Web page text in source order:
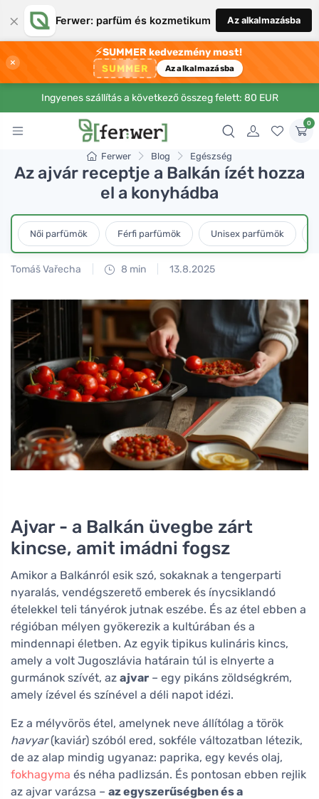
× Ferwer: parfüm és kozmetikum Az alkalmazásba
×
⚡SUMMER kedvezmény most!
SUMMER Az alkalmazásba
Ingyenes szállítás a következő összeg felett: 80 EUR
0
Ferwer Blog Egészség
Az ajvár receptje a Balkán ízét hozza
el a konyhádba
Női parfümök Férfi parfümök Unisex parfümök
Tomáš Vařecha 8 min 13.8.2025
Ajvar - a Balkán üvegbe zárt
kincse, amit imádni fogsz
Amikor a Balkánról esik szó, sokaknak a tengerparti
nyaralás, vendégszerető emberek és ínycsiklandó
ételekkel teli tányérok jutnak eszébe. És az étel ebben a
régióban mélyen gyökerezik a kultúrában és a
mindennapi életben. Az egyik tipikus kulináris kincs,
amely a volt Jugoszlávia határain túl is elnyerte a
gurmánok szívét, az ajvar – egy pikáns zöldségkrém,
amely ízével és színével a déli napot idézi.
Ez a mélyvörös étel, amelynek neve állítólag a török
havyar(kaviár) szóból ered, sokféle változatban létezik,
de az alap mindig ugyanaz: paprika, egy kevés olaj,
fokhagyma és néha padlizsán. És pontosan ebben rejlik
az ajvar varázsa – az egyszerűségben és a